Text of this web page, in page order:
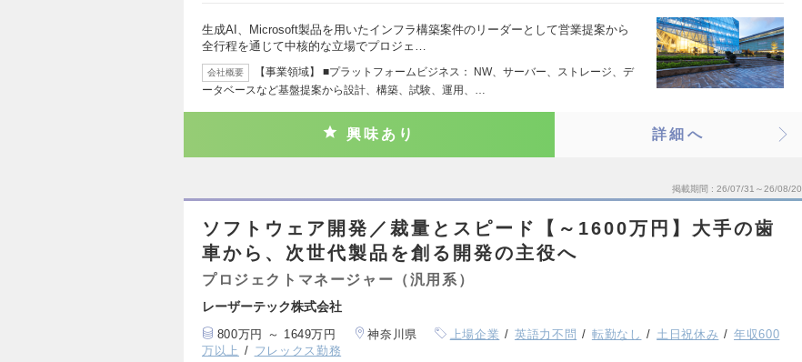
生成AI、Microsoft製品を用いたインフラ構築案件のリーダーとして営業提案から
全行程を通じて中核的な立場でプロジェ…
会社概要
【事業領域】 ■プラットフォームビジネス： NW、サーバー、ストレージ、デ
ータベースなど基盤提案から設計、構築、試験、運用、…
興味あり 詳細へ
掲載期間 26/07/31～26/08/20
ソフトウェア開発／裁量とスピード【～1600万円】大手の歯
車から、次世代製品を創る開発の主役へ
プロジェクトマネージャー（汎用系）
レーザーテック株式会社
800万円 ～ 1649万円 神奈川県 上場企業 英語力不問 転勤なし 土日祝休み
年収600
万以上
フレックス勤務